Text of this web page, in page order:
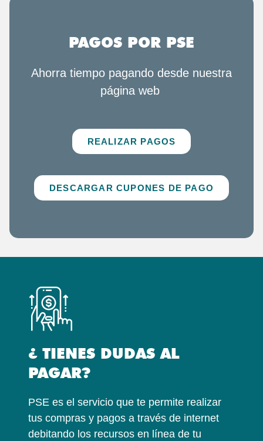
PAGOS POR PSE
Ahorra tiempo pagando desde nuestra
página web
REALIZAR PAGOS
DESCARGAR CUPONES DE PAGO
¿ TIENES DUDAS AL
PAGAR?
PSE es el servicio que te permite realizar
tus compras y pagos a través de internet
debitando los recursos en línea de tu